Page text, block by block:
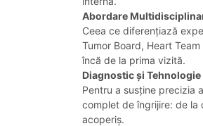
Abordare
Ceea ce diferențiază
Tumor Board, Heart
încă de la prima vizită.
Diagnostic și Tehnologie
Pentru a susține precizia
complet de îngrijire: de la
acoperiș.